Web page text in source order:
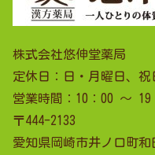
株式会社悠伸堂薬局
定休日：日・月曜日、祝
営業時間：10：00 ～ 19
〒444-2133
愛知県岡崎市井ノ口町